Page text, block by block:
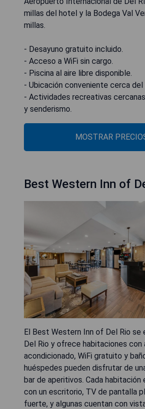
millas del hotel y la Bodega Val
millas.
- Desayuno gratuito incluido.
- Acceso a WiFi sin cargo.
- Piscina al aire libre disponible.
- Ubicación conveniente cerca del
- Actividades recreativas
y senderismo.
MOSTRAR
Best Western Inn of
El Best Western Inn of Del Rio se
Del Rio y ofrece habitaciones con
acondicionado, WiFi gratuito y
huéspedes pueden disfrutar de
bar de aperitivos. Cada habitación
con un escritorio, TV de pantalla
fuerte, y algunas cuentan con